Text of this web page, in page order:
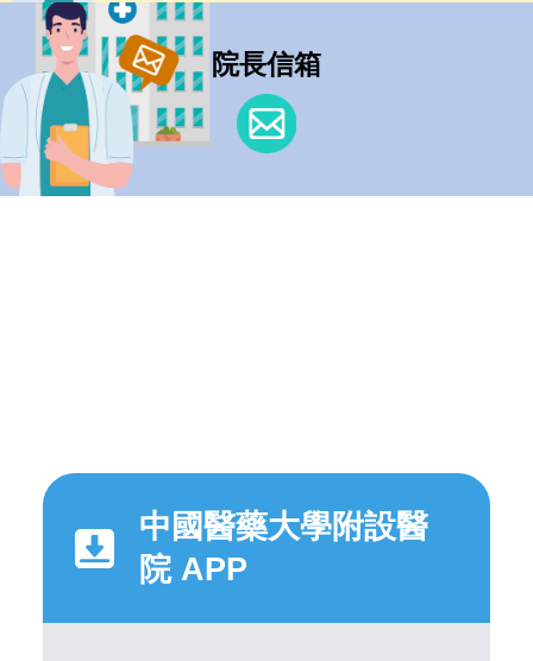
院長信箱
中國醫藥大學附設醫
院 APP